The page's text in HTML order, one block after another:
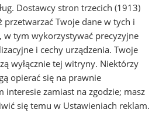
Dostawcy stron trzecich (1913)
przetwarzać Twoje dane w tych i
w tym wykorzystywać precyzyjne
i cechy urządzenia. Twoje
wyłącznie tej witryny. Niektórzy
opierać się na prawnie
interesie zamiast na zgodzie; masz
się temu w Ustawieniach reklam.